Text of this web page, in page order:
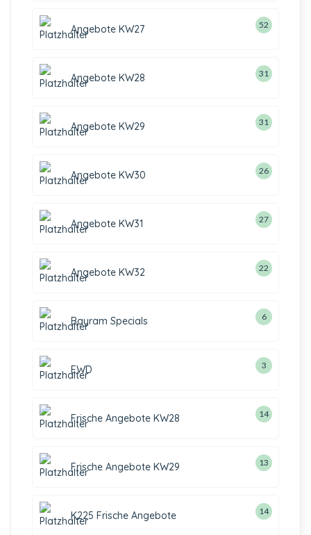
Angebote KW27 52
Angebote KW28 31
Angebote KW29 31
Angebote KW30 26
Angebote KW31 27
Angebote KW32 22
Bayram Specials 6
EWD 3
Frische Angebote KW28 14
Frische Angebote KW29 13
K225 Frische Angebote 14